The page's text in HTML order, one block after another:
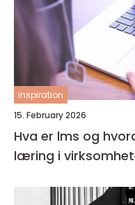
inspiration
15. February 2026
Hva er lms og
læring i